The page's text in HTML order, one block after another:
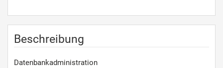
Beschreibung
Datenbankadministration